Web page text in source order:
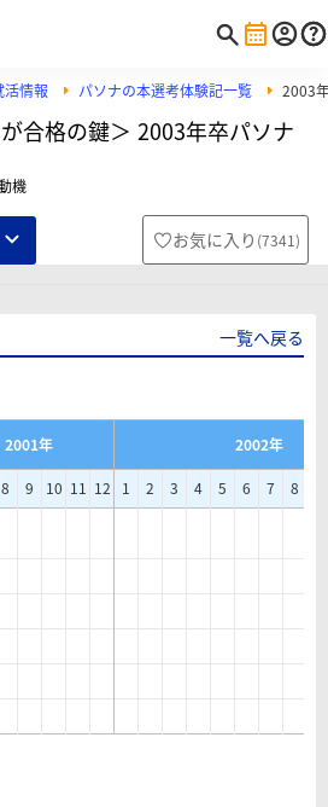
活情報 パソナの本選考体験記一覧 2003
合格の鍵＞ 2003年卒パソナ
機
お気に入り (7341)
一覧へ戻る
2001年
2002年
8 9 10 11 12 1 2 3 4 5 6 7 8